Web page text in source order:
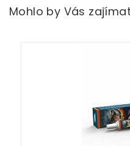
Mohlo by Vás zajímat